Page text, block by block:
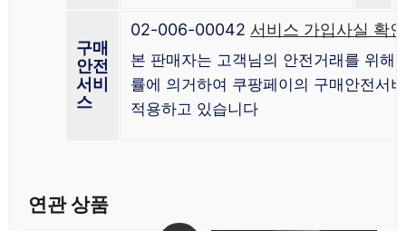
구매
안전
서비
스
02-006-00042 서비스 가입사실 확
본 판매자는 고객님의 안전거래를 위해
률에 의거하여 쿠팡페이의 구매안전서
적용하고 있습니다
연관 상품